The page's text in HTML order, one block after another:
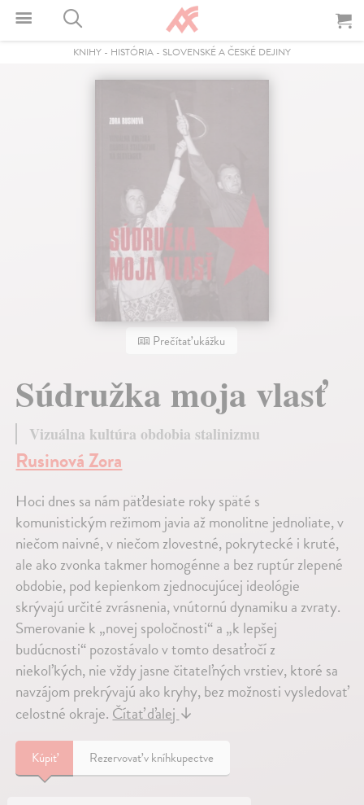
KNIHY - HISTÓRIA - SLOVENSKÉ A ČESKÉ DEJINY
Prečítať ukážku
Súdružka moja vlasť
Vizuálna kultúra obdobia stalinizmu
Rusinová Zora
Hoci dnes sa nám päťdesiate roky späté s
komunistickým režimom javia až monolitne jednoliate, v
niečom naivné, v niečom zlovestné, pokrytecké i kruté,
ale ako zvonka takmer homogénne a bez ruptúr zlepené
obdobie, pod kepienkom zjednocujúcej ideológie
skrývajú určité zvrásnenia, vnútornú dynamiku a zvraty.
Smerovanie k „novej spoločnosti“ a „k lepšej
budúcnosti“ pozostávalo v tomto desaťročí z
niekoľkých, nie vždy jasne čitateľných vrstiev, ktoré sa
navzájom prekrývajú ako kryhy, bez možnosti vysledovať
celostné okraje.Čítať ďalej↓
Kúpiť Rezervovať v kníhkupectve